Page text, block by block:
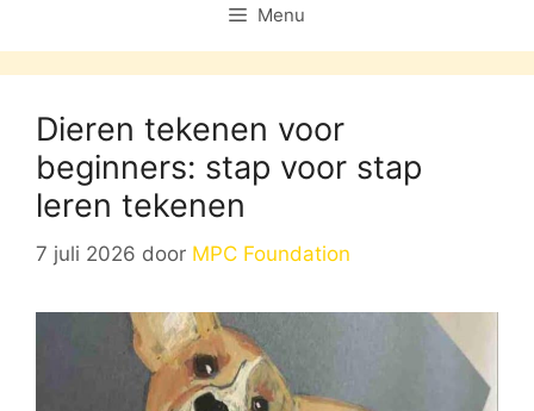
Menu
Dieren tekenen voor
beginners: stap voor stap
leren tekenen
7 juli 2026 door MPC Foundation